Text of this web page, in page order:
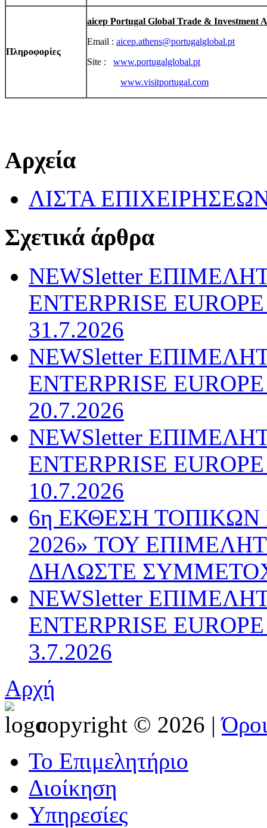
Πληροφορίες
aicep Portugal Global Trade & Investment
Email : aicep.athens@portugalglobal.pt
Site : www.portugalglobal.pt
www.visitportugal.com
Αρχεία
ΛΙΣΤΑ
Σχετικά άρθρα
NEWSletter
ENTERPRISE
31.7.2026
NEWSletter
ENTERPRISE
20.7.2026
NEWSletter
ENTERPRISE
10.7.2026
6η ΕΚΘΕΣΗ ΤΟΠΙΚΩΝ
2026» ΤΟΥ
ΔΗΛΩΣΤΕ
NEWSletter
ENTERPRISE
3.7.2026
Αρχή
copyright © 2026 |
Το Επιμελητήριο
Διοίκηση
Υπηρεσίες